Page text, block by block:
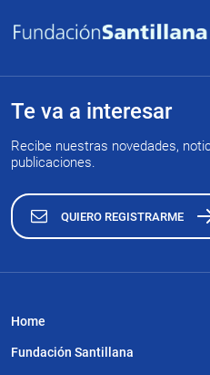
Te va a interesar
Recibe nuestras novedades,
publicaciones.
QUIERO REGISTRARME
Home
Fundación Santillana